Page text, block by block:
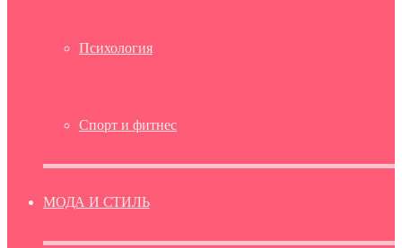
Психология
Спорт и фитнес
МОДА И СТИЛЬ